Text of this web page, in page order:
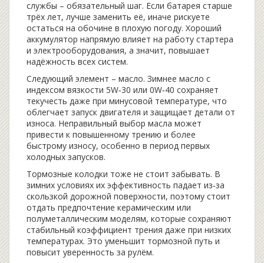
службы – обязательный шаг. Если батарея старше
трёх лет, лучше заменить её, иначе рискуете
остаться на обочине в плохую погоду. Хороший
аккумулятор напрямую влияет на работу стартера
и электрооборудования, а значит, повышает
надёжность всех систем.
Следующий элемент – масло. Зимнее масло с
индексом вязкости 5W‑30 или 0W‑40 сохраняет
текучесть даже при минусовой температуре, что
облегчает запуск двигателя и защищает детали от
износа. Неправильный выбор масла может
привести к повышенному трению и более
быстрому износу, особенно в период первых
холодных запусков.
Тормозные колодки тоже не стоит забывать. В
зимних условиях их эффективность падает из‑за
скользкой дорожной поверхности, поэтому стоит
отдать предпочтение керамическим или
полуметаллическим моделям, которые сохраняют
стабильный коэффициент трения даже при низких
температурах. Это уменьшит тормозной путь и
повысит уверенность за рулём.